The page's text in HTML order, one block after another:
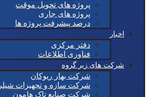
پروژه های تحویل موقت
پروژه های جاری
درصد پیشرفت پروژه ها
اخبار
دفتر مرکزی
فناوری اطلاعات
شرکت های زیر گروه
شرکت بهار ریوکان
شرکت سازه و تجهیزات شیلر
شرکت صنایع تاک هامون